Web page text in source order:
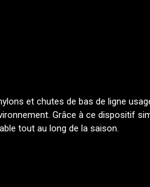
et chutes de bas de ligne
Grâce à ce dispositif
tout au long de la saison.